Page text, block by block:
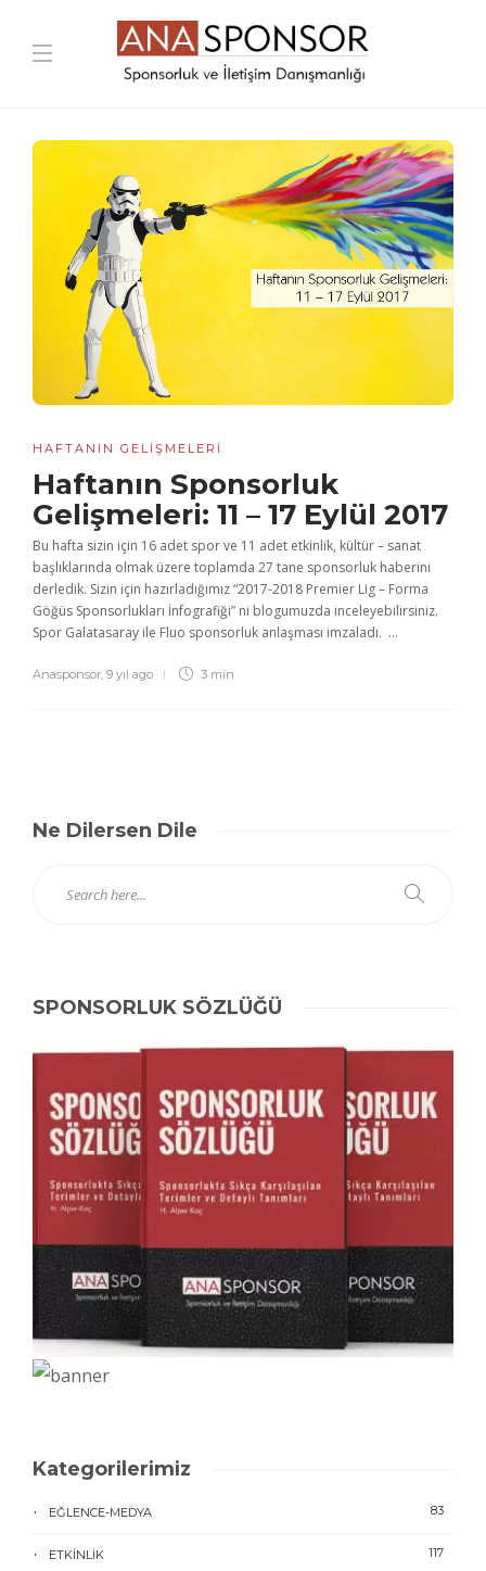
HAFTANIN GELIŞMELERI
Haftanın Sponsorluk
Gelişmeleri: 11 – 17 Eylül 2017
Bu hafta sizin için 16 adet spor ve 11 adet etkinlik, kültür – sanat
başlıklarında olmak üzere toplamda 27 tane sponsorluk haberini
derledik. Sizin için hazırladığımız “2017-2018 Premier Lig – Forma
Göğüs Sponsorlukları İnfografiği” ni blogumuzda inceleyebilirsiniz.
Spor Galatasaray ile Fluo sponsorluk anlaşması imzaladı. ...
Anasponsor, 9 yıl ago 3 min
Ne Dilersen Dile
SPONSORLUK SÖZLÜĞÜ
Kategorilerimiz
EĞLENCE-MEDYA 83
ETKINLIK 117